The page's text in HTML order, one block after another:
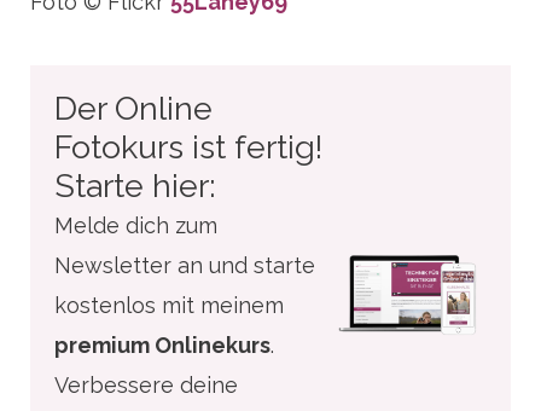
Der Online
Fotokurs ist fertig!
Starte hier:
Melde dich zum
Newsletter an und starte
kostenlos mit meinem
premium Onlinekurs.
Verbessere deine